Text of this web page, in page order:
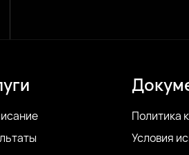
Политика
Условия